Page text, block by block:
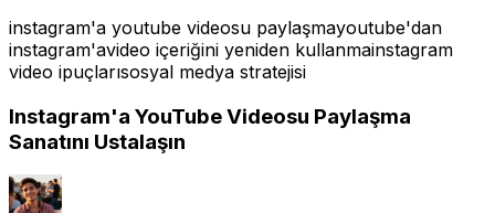
instagram'a youtube videosu paylaşmayoutube'dan
instagram'avideo içeriğini yeniden kullanmainstagram
video ipuçlarısosyal medya stratejisi
Instagram'a YouTube Videosu Paylaşma
Sanatını Ustalaşın